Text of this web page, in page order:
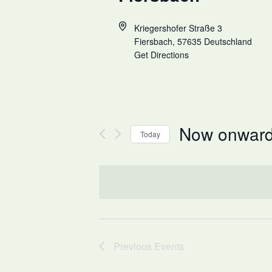
Kriegershofer Straße 3
Fiersbach, 57635 Deutschland
Get Directions
Today Now
Previous Events